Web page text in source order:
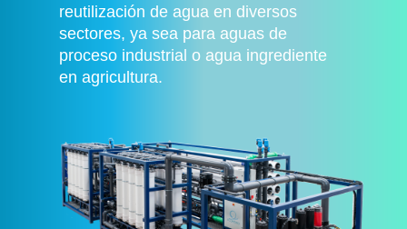
reutilización de agua en diversos
sectores, ya sea para aguas de
proceso industrial o agua ingrediente
en agricultura.